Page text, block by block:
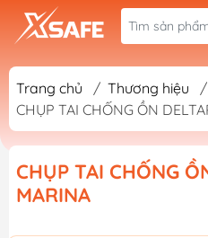
Trang chủ / Thương hiệu /
CHỤP TAI CHỐNG ỒN
CHỤP TAI CHỐNG
MARINA